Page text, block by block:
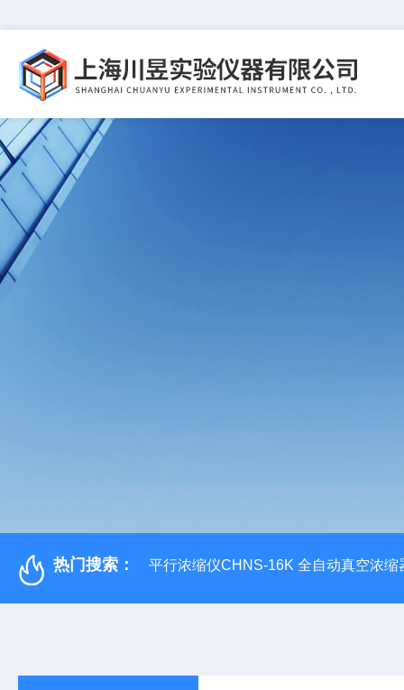
热门搜索： 平行浓缩仪CHNS-16K 全自动真空浓缩